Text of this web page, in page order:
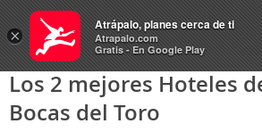
Hoteles
Los 2 mejores Hoteles
Bocas del Toro
×
Atrápalo, planes cerca de ti
Atrapalo.com
Gratis - En Google Play